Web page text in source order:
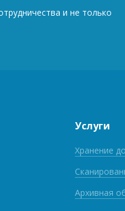
и не только
Услуги
Хранение
Архивная